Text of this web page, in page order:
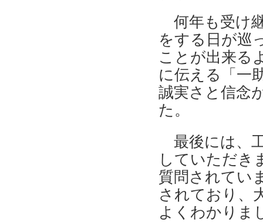
何年も受け
をする日が巡
ことが出来る
に伝える「一
誠実さと信念
た。
最後には、
していただき
質問されてい
されており、
よくわかりま